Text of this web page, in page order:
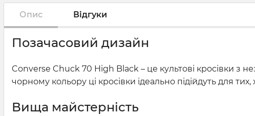
Опис Відгуки
Позачасовий дизайн
Converse Chuck 70 High Black – це культові кросівки з
чорному кольору ці кросівки ідеально підійдуть для
Вища майстерність